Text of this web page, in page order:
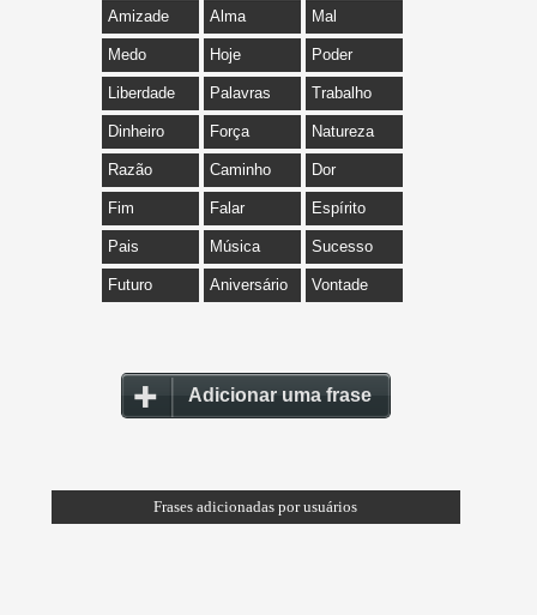
Amizade Alma Mal
Medo Hoje Poder
Liberdade Palavras Trabalho
Dinheiro Força Natureza
Razão Caminho Dor
Fim Falar Espírito
Pais Música Sucesso
Futuro Aniversário Vontade
Adicionar uma frase
Frases adicionadas por usuários